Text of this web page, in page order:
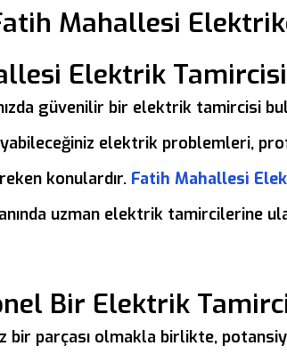
Mahallesi
Elektrik
güvenilir bir elektrik tamircisi
elektrik problemleri,
konulardır. Fatih Mahallesi
uzman elektrik tamircilerine
Bir Elektrik
bir parçası olmakla birlikte,